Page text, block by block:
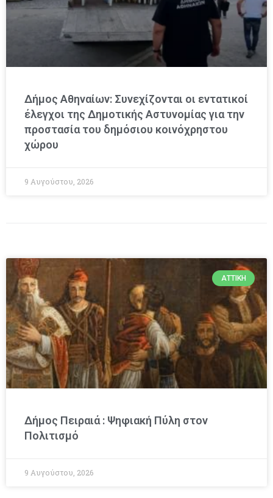
Δήμος Αθηναίων: Συνεχίζονται οι εντατικοί
έλεγχοι της Δημοτικής Αστυνομίας για την
προστασία του δημόσιου κοινόχρηστου
χώρου
9 Αυγούστου, 2026
ΑΤΤΙΚΉ
Δήμος Πειραιά : Ψηφιακή Πύλη στον
Πολιτισμό
9 Αυγούστου, 2026